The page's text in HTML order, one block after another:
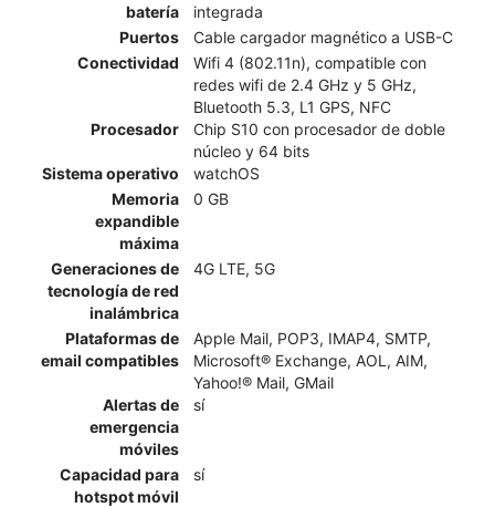
batería
integrada
Puertos
Cable cargador magnético a USB-C
Conectividad
Wifi 4 (802.11n), compatible con
redes wifi de 2.4 GHz y 5 GHz,
Bluetooth 5.3, L1 GPS, NFC
Procesador
Chip S10 con procesador de doble
núcleo y 64 bits
Sistema operativo
watchOS
Memoria
expandible
máxima
0 GB
Generaciones de
tecnología de red
inalámbrica
4G LTE, 5G
Plataformas de
email compatibles
Apple Mail, POP3, IMAP4, SMTP,
Microsoft® Exchange, AOL, AIM,
Yahoo!® Mail, GMail
Alertas de
emergencia
móviles
sí
Capacidad para
hotspot móvil
sí